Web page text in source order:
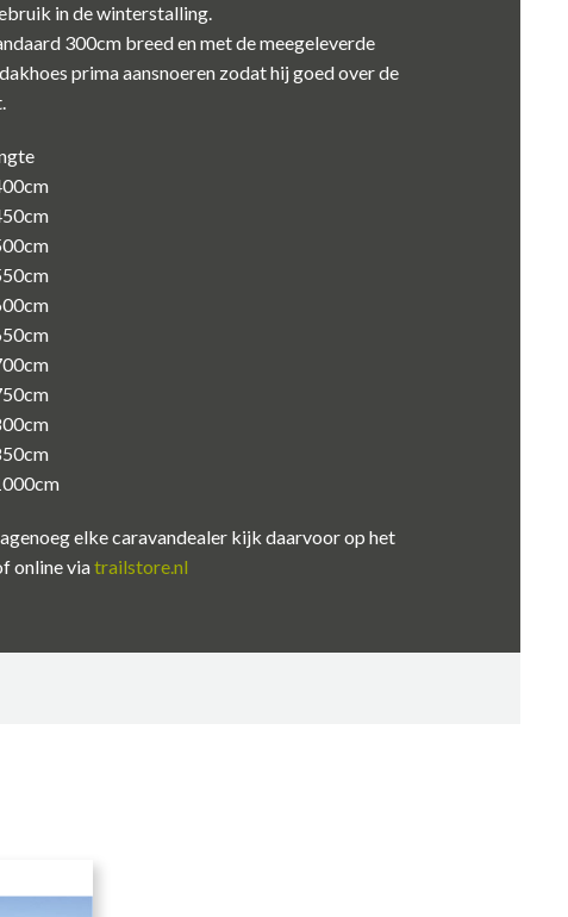
in de winterstalling.
300cm breed en met de meegeleverde
prima aansnoeren zodat hij goed over de
elke caravandealer kijk daarvoor op het
online viatrailstore.nl